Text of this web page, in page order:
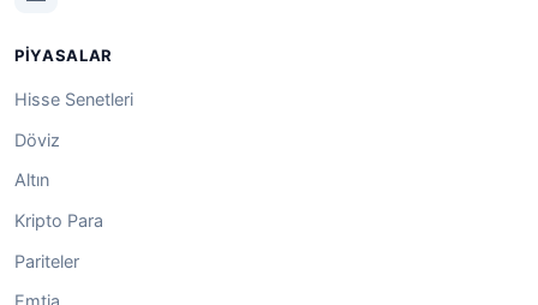
PIYASALAR
Hisse Senetleri
Döviz
Altın
Kripto Para
Pariteler